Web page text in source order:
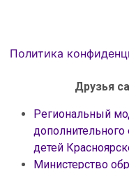
Политика
Друзья
Региональный
дополнительного
детей
Министерство